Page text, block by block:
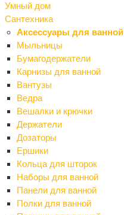
Умный дом
Сантехника
Аксессуары для ванной
Мыльницы
Бумагодержатели
Карнизы для ванной
Вантузы
Ведра
Вешалки и крючки
Держатели
Дозаторы
Ершики
Кольца для шторок
Наборы для ванной
Панели для ванной
Полки для ванной
Полосы стальные
Проволока
Трубы стальные
Уголки стальные
Водоотвод
Назад
Водоотвод
Дождеприемники
Дренажные системы
Комплектующие
Лотки
Люки
Решетки
Гидроизоляция
Назад
Гидроизоляция